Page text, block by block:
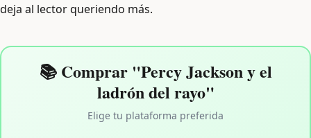
deja al lector queriendo más.
📚 Comprar "Percy Jackson y el
ladrón del rayo"
Elige tu plataforma preferida